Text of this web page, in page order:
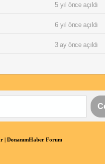
5 yıl önce açıldı
6 yıl önce açıldı
3 ay önce açıldı
DonanımHaber Forum